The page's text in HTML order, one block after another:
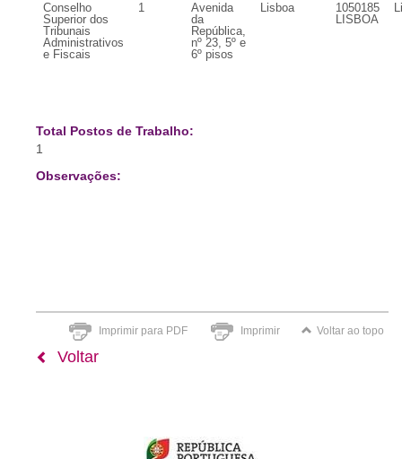
Conselho
Superior dos
Tribunais
Administrativos
e Fiscais
1
Avenida
da
República,
nº 23, 5º e
6º pisos
Lisboa
1050185
LISBOA
Total Postos de Trabalho:
1
Observações:
Imprimir para PDF Imprimir Voltar ao topo
Voltar